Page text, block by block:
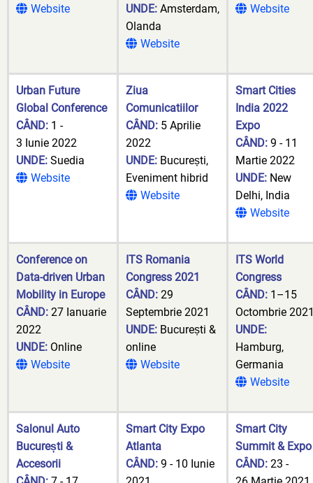
Website
UNDE: Amsterdam,
Olanda
Website
Website
Urban Future
Global Conference
CÂND: 1 -
3 Iunie 2022
UNDE: Suedia
Website
Ziua
Comunicatiilor
CÂND: 5 Aprilie
2022
UNDE: București,
Eveniment hibrid
Website
Smart Cities
India 2022
Expo
CÂND: 9 - 11
Martie 2022
UNDE: New
Delhi, India
Website
Conference on
Data-driven Urban
Mobility in Europe
CÂND: 27 Ianuarie
2022
UNDE: Online
Website
ITS Romania
Congress 2021
CÂND: 29
Septembrie 2021
UNDE: București &
online
Website
ITS World
Congress
CÂND: 1–15
Octombrie
UNDE:
Hamburg,
Germania
Website
Salonul Auto
București &
Accesorii
Smart City Expo
Atlanta
CÂND: 9 - 10 Iunie
Smart City
Summit &
CÂND: 23 -